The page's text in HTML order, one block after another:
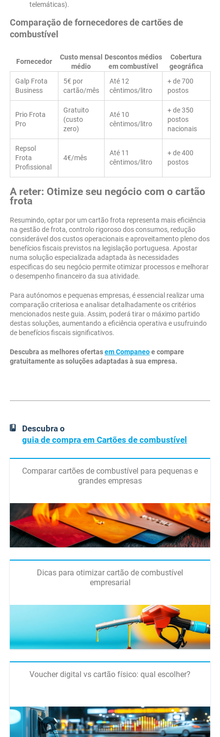
telemáticas).
Comparação de fornecedores de cartões de
combustível
Fornecedor
Custo mensal
médio
Descontos médios
em combustível
Cobertura
geográfica
Galp Frota
Business
5€ por
cartão/mês
Até 12
cêntimos/litro
+ de 700
postos
Prio Frota
Pro
Gratuito
(custo
zero)
Até 10
cêntimos/litro
+ de 350
postos
nacionais
Repsol
Frota
Profissional
4€/mês
Até 11
cêntimos/litro
+ de 400
postos
A reter: Otimize seu negócio com o cartão
frota
Resumindo, optar por um cartão frota representa mais eficiência
na gestão de frota, controlo rigoroso dos consumos, redução
considerável dos custos operacionais e aproveitamento pleno dos
benefícios fiscais previstos na legislação portuguesa. Apostar
numa solução especializada adaptada às necessidades
especificas do seu negócio permite otimizar processos e melhorar
o desempenho financeiro da sua atividade.
Para autónomos e pequenas empresas, é essencial realizar uma
comparação criteriosa e analisar detalhadamente os critérios
mencionados neste guia. Assim, poderá tirar o máximo partido
destas soluções, aumentando a eficiência operativa e usufruindo
de benefícios fiscais significativos.
Descubra as melhores ofertasem Companeoe compare
gratuitamente as soluções adaptadas à sua empresa.
Descubra o
guia de compra em Cartões de combustível
Comparar cartões de combustível para pequenas e
grandes empresas
Dicas para otimizar cartão de combustível
empresarial
Voucher digital vs cartão físico: qual escolher?